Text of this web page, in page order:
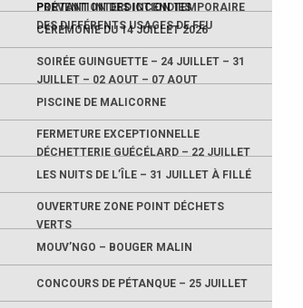
PRÉVENTION DES INCENDIES
PORTANT INTERDICTION TEMPORAIRE
DES DIFFÉRENTS USAGES DE FEU
CÉRÉMONIE DU 14 JUILLET 2026
SOIRÉE GUINGUETTE – 24 JUILLET – 31
JUILLET – 02 AOUT – 07 AOUT
PISCINE DE MALICORNE
FERMETURE EXCEPTIONNELLE
DÉCHETTERIE GUÉCÉLARD – 22 JUILLET
LES NUITS DE L’ÎLE – 31 JUILLET À FILLÉ
OUVERTURE ZONE POINT DÉCHETS
VERTS
MOUV’NGO – BOUGER MALIN
CONCOURS DE PÉTANQUE – 25 JUILLET